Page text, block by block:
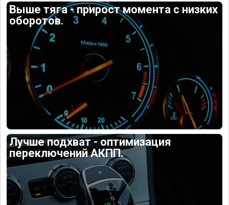
Выше тяга - прирост момента с низких
оборотов.
Лучше подхват - оптимизация
переключений АКПП.